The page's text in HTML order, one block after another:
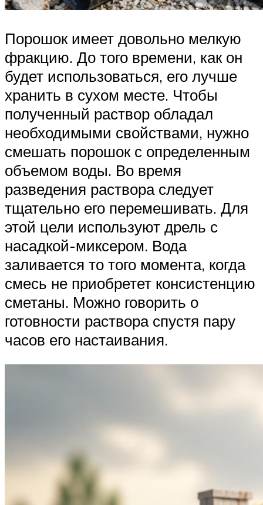
Порошок имеет довольно мелкую
фракцию. До того времени, как он
будет использоваться, его лучше
хранить в сухом месте. Чтобы
полученный раствор обладал
необходимыми свойствами, нужно
смешать порошок с определенным
объемом воды. Во время
разведения раствора следует
тщательно его перемешивать. Для
этой цели используют дрель с
насадкой-миксером. Вода
заливается то того момента, когда
смесь не приобретет консистенцию
сметаны. Можно говорить о
готовности раствора спустя пару
часов его настаивания.